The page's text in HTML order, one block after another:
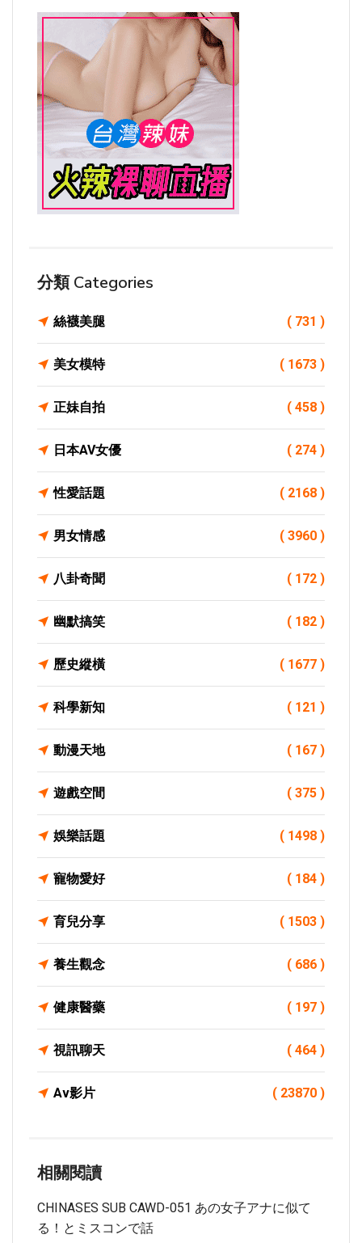
分類 Categories
絲襪美腿 ( 731 )
美女模特 ( 1673 )
正妹自拍 ( 458 )
日本AV女優 ( 274 )
性愛話題 ( 2168 )
男女情感 ( 3960 )
八卦奇聞 ( 172 )
幽默搞笑 ( 182 )
歷史縱橫 ( 1677 )
科學新知 ( 121 )
動漫天地 ( 167 )
遊戲空間 ( 375 )
娛樂話題 ( 1498 )
寵物愛好 ( 184 )
育兒分享 ( 1503 )
養生觀念 ( 686 )
健康醫藥 ( 197 )
視訊聊天 ( 464 )
Av影片 ( 23870 )
相關閱讀
CHINASES SUB CAWD-051 あの女子アナに似て
る！とミスコンで話